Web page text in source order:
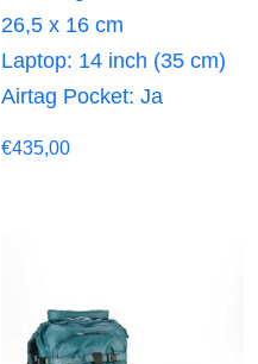
26,5 x 16 cm
Laptop: 14 inch (35 cm)
Airtag Pocket: Ja
€435,00